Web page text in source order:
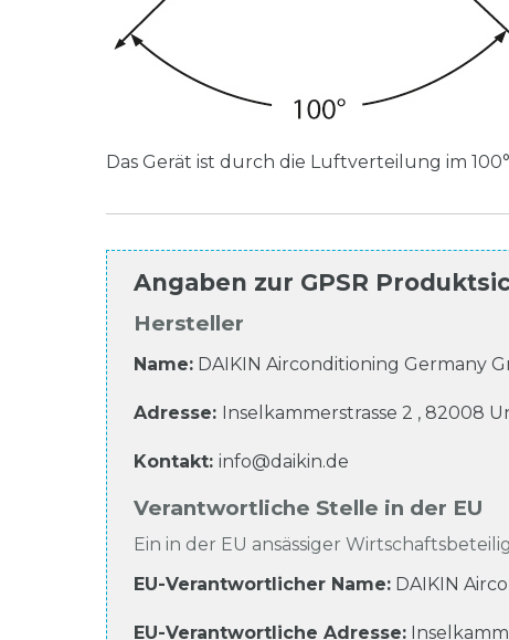
Das Gerät ist durch die Luftverteilung im
Angaben zur GPSR
Hersteller
Name: DAIKIN Airconditioning Germany
Adresse: Inselkammerstrasse 2 , 82008
Kontakt: info@daikin.de
Verantwortliche Stelle in der EU
Ein in der EU ansässiger
EU-Verantwortlicher Name: DAIKIN
EU-Verantwortliche Adresse: